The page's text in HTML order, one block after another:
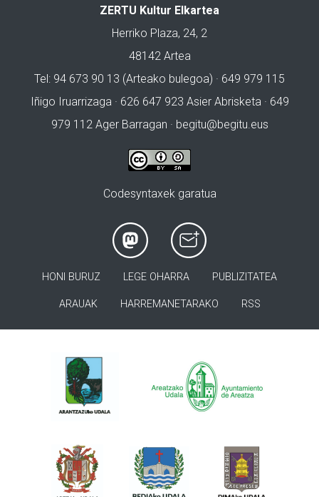
ZERTU Kultur Elkartea
Herriko Plaza, 24, 2
48142 Artea
Tel: 94 673 90 13 (Arteako bulegoa) · 649 979 115
Iñigo Iruarrizaga · 626 647 923 Asier Abrisketa · 649
979 112 Ager Barragan · begitu@begitu.eus
Codesyntaxek garatua
HONI BURUZ LEGE OHARRA PUBLIZITATEA
ARAUAK HARREMANETARAKO RSS